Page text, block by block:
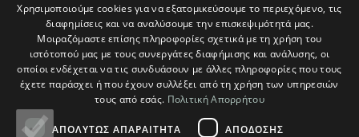
Τρόποι Παραγγελίας
Τρόποι Αποστολής
Τρόποι Πληρωμής
Χρησιμοποιούμε cookies για να εξατομικεύσουμε το περιεχόμενο, τις
διαφημίσεις και να αναλύσουμε την επισκεψιμότητά μας.
Μοιραζόμαστε επίσης πληροφορίες σχετικά με τη χρήση του
ιστότοπού μας με τους συνεργάτες διαφήμισης και ανάλυσης, οι
οποίοι ενδέχεται να τις συνδυάσουν με άλλες πληροφορίες που τους
έχετε παράσχει ή που έχουν συλλέξει από τη χρήση των υπηρεσιών
τους από εσάς. Πολιτική Απορρήτου
ΑΠΟΛΎΤΩΣ ΑΠΑΡΑΊΤΗΤΑ ΑΠΌΔΟΣΗΣ